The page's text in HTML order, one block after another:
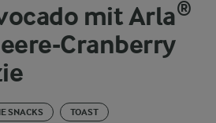
mit Arla®
Cranberry
SNACKS TOAST